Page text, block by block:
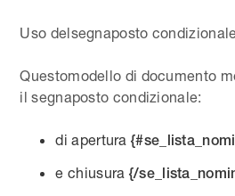
Uso delsegnaposto
Questomodello di documento
il segnaposto condizionale:
di apertura
e chiusura {/